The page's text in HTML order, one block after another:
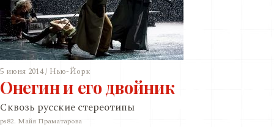
5 июня 2014 / Нью-Йорк
Онегин и его двойник
Сквозь русские стереотипы
ps82. Майя Праматарова